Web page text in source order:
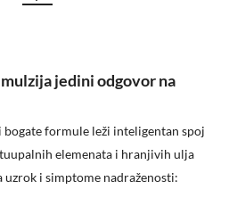
jedini odgovor na
bogate formule leži inteligentan spoj
elemenata i hranjivih ulja
i simptome nadraženosti: